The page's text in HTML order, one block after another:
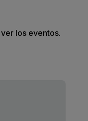
los eventos.